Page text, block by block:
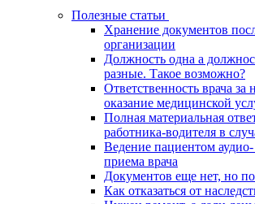
Полезные статьи
Хранение документов
организации
Должность одна а
разные. Такое возможно?
Ответственность врача за
оказание медицинской
Полная материальная
работника-водителя в
Ведение пациентом
приема врача
Документов еще нет, но
Как отказаться от